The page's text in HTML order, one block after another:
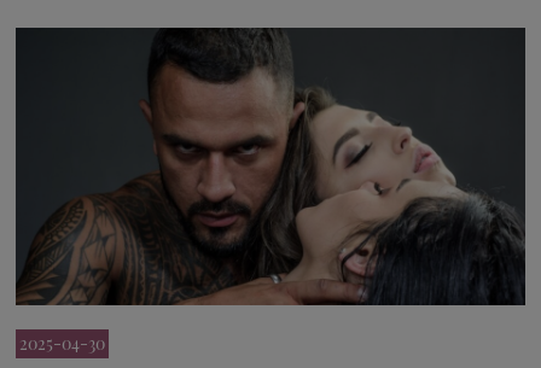
2025-04-30